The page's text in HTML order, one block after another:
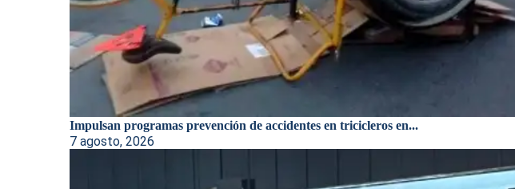
Impulsan programas prevención de accidentes en tricicleros en...
7 agosto, 2026